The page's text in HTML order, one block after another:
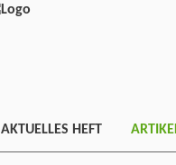
AKTUELLES HEFT